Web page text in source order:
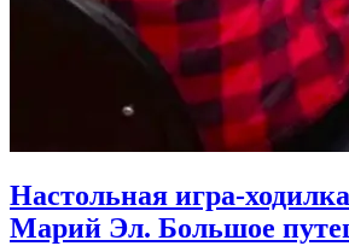
Настольная игра-
Марий Эл. Большое